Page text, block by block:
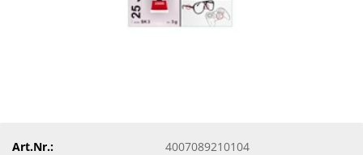
Art.Nr.:
4007089210104